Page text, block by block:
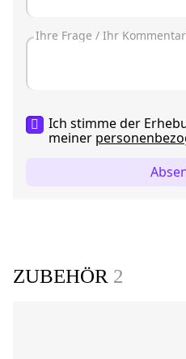
Ich stimme der
meiner
ZUBEHÖR 2